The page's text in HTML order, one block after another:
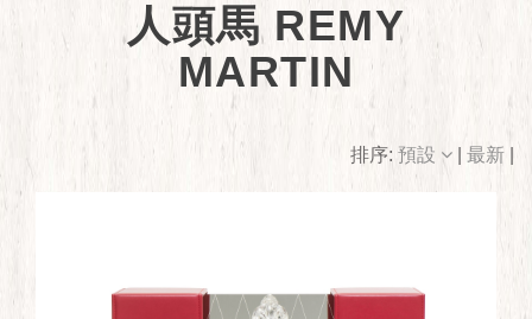
人頭馬 REMY
MARTIN
排序: 預設 最新